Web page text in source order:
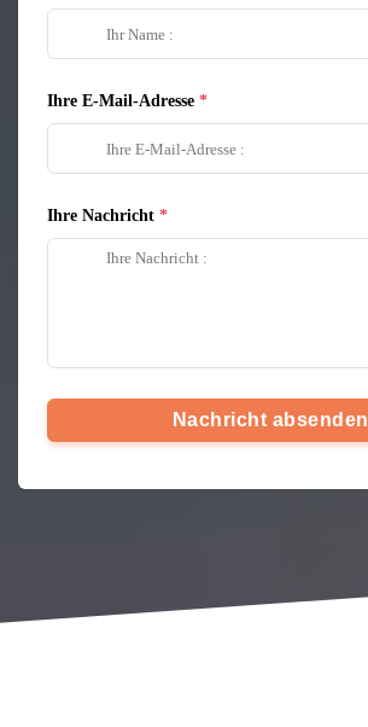
Ihre E-Mail-Adresse
Ihre Nachricht
Nachricht absenden